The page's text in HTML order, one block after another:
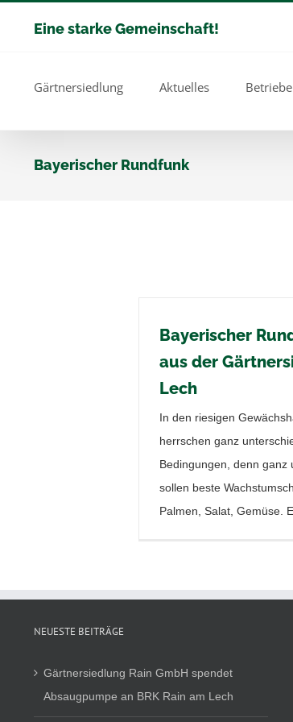
Eine starke Gemeinschaft!
Gärtnersiedlung Aktuelles Betriebe
Bayerischer Rundfunk
Bayerischer
aus der
Lech
In den riesigen
herrschen ganz
Bedingungen, denn ganz
sollen beste
Palmen, Salat, Gemüse.
NEUESTE BEITRÄGE
Gärtnersiedlung Rain GmbH spendet
Absaugpumpe an BRK Rain am Lech